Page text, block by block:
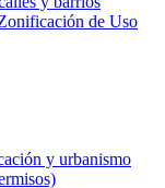
de Uso
y urbanismo